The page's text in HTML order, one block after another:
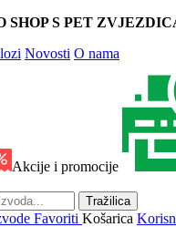
SHOP S PET
Novosti O nama
Akcije i promocije
Tražilica
Favoriti Košarica